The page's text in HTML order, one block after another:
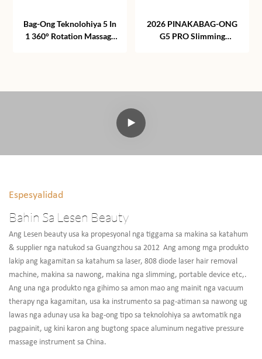
Bag-Ong Teknolohiya 5 In
1 360° Rotation Massage
2026 PINAKABAG-ONG
G5 PRO Slimming
Espesyalidad
Bahin Sa Lesen Beauty
Ang Lesen beauty usa ka propesyonal nga tiggama sa makina sa katahum
& supplier nga natukod sa Guangzhou sa 2012 Ang among mga produkto
lakip ang kagamitan sa katahum sa laser, 808 diode laser hair removal
machine, makina sa nawong, makina nga slimming, portable device etc,.
Ang una nga produkto nga gihimo sa amon mao ang mainit nga vacuum
therapy nga kagamitan, usa ka instrumento sa pag-atiman sa nawong ug
lawas nga adunay usa ka bag-ong tipo sa teknolohiya sa awtomatik nga
pagpainit, ug kini karon ang bugtong space aluminum negative pressure
massage instrument sa China.